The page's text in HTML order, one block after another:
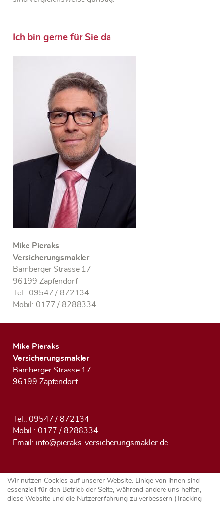
Ich bin gerne für Sie da
Mike Pieraks
Versicherungsmakler
Bamberger Strasse 17
96199 Zapfendorf
Tel.: 09547 / 872134
Mobil: 0177 / 8288334
Mike Pieraks
Versicherungsmakler
Bamberger Strasse 17
96199 Zapfendorf
Tel.: 09547 / 872134
Mobil.: 0177 / 8288334
Email: info@pieraks-versicherungsmakler.de
Öffnungszeiten
Montag - Mittwoch - Freitag
Wir nutzen Cookies auf unserer Website. Einige von ihnen sind
essenziell für den Betrieb der Seite, während andere uns helfen,
diese Website und die Nutzererfahrung zu verbessern (Tracking